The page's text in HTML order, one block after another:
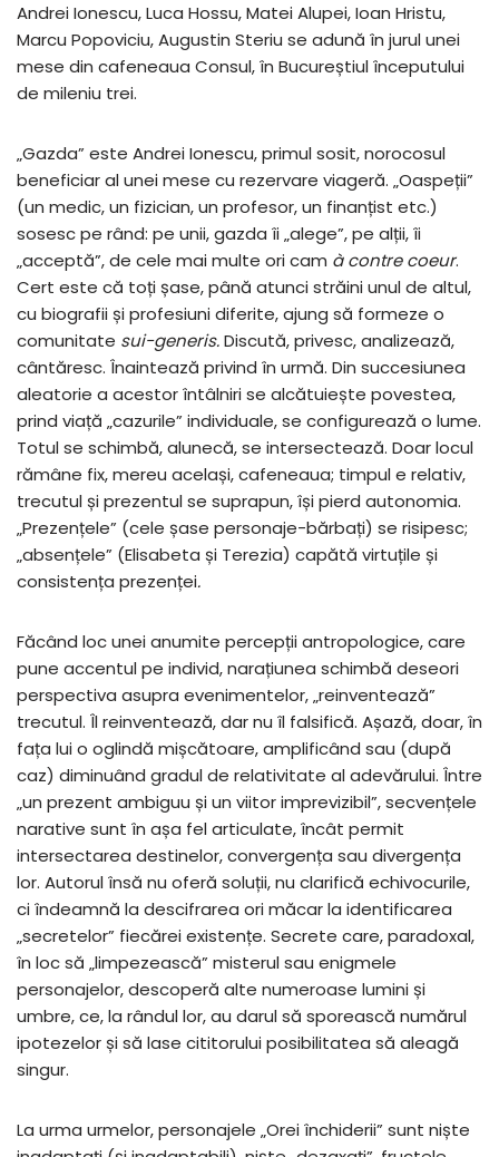
Andrei Ionescu, Luca Hossu, Matei Alupei, Ioan Hristu,
Marcu Popoviciu, Augustin Steriu se adună în jurul unei
mese din cafeneaua Consul, în Bucureștiul începutului
de mileniu trei.
„Gazda” este Andrei Ionescu, primul sosit, norocosul
beneficiar al unei mese cu rezervare viageră. „Oaspeții”
(un medic, un fizician, un profesor, un finanțist etc.)
sosesc pe rând: pe unii, gazda îi „alege”, pe alții, îi
„acceptă”, de cele mai multe ori cam à contre coeur.
Cert este că toți șase, până atunci străini unul de altul,
cu biografii și profesiuni diferite, ajung să formeze o
comunitate sui-generis.Discută, privesc, analizează,
cântăresc. Înaintează privind în urmă. Din succesiunea
aleatorie a acestor întâlniri se alcătuiește povestea,
prind viață „cazurile” individuale, se configurează o lume.
Totul se schimbă, alunecă, se intersectează. Doar locul
rămâne fix, mereu același, cafeneaua; timpul e relativ,
trecutul și prezentul se suprapun, își pierd autonomia.
„Prezențele” (cele șase personaje-bărbați) se risipesc;
„absențele” (Elisabeta și Terezia) capătă virtuțile și
consistența prezenței.
Făcând loc unei anumite percepții antropologice, care
pune accentul pe individ, narațiunea schimbă deseori
perspectiva asupra evenimentelor, „reinventează”
trecutul. Îl reinventează, dar nu îl falsifică. Așază, doar, în
fața lui o oglindă mișcătoare, amplificând sau (după
caz) diminuând gradul de relativitate al adevărului. Între
„un prezent ambiguu și un viitor imprevizibil”, secvențele
narative sunt în așa fel articulate, încât permit
intersectarea destinelor, convergența sau divergența
lor. Autorul însă nu oferă soluții, nu clarifică echivocurile,
ci îndeamnă la descifrarea ori măcar la identificarea
„secretelor” fiecărei existențe. Secrete care, paradoxal,
în loc să „limpezească” misterul sau enigmele
personajelor, descoperă alte numeroase lumini și
umbre, ce, la rândul lor, au darul să sporească numărul
ipotezelor și să lase cititorului posibilitatea să aleagă
singur.
La urma urmelor, personajele „Orei închiderii” sunt niște